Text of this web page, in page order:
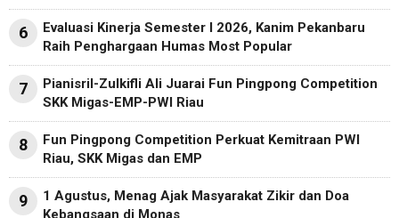
6
Evaluasi Kinerja Semester I 2026, Kanim Pekanbaru
Raih Penghargaan Humas Most Popular
7
Pianisril-Zulkifli Ali Juarai Fun Pingpong Competition
SKK Migas-EMP-PWI Riau
8
Fun Pingpong Competition Perkuat Kemitraan PWI
Riau, SKK Migas dan EMP
9
1 Agustus, Menag Ajak Masyarakat Zikir dan Doa
Kebangsaan di Monas